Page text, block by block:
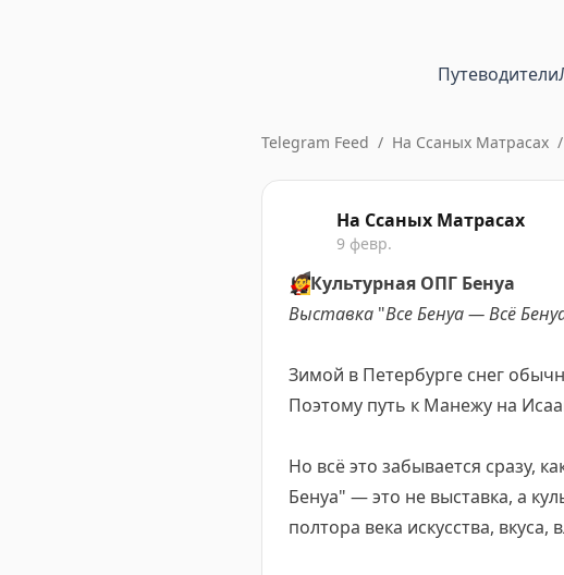
Путеводители
Telegram Feed / На Ссаных Матрасах /
На Ссаных Матрасах
9 февр.
🧛‍♂️Культурная ОПГ Бенуа
Выставка "Все Бенуа — Всё
Зимой в Петербурге снег
Поэтому путь к Манежу на
Но всё это забывается сразу,
Бенуа" — это не выставка, а
полтора века искусства, вкуса,